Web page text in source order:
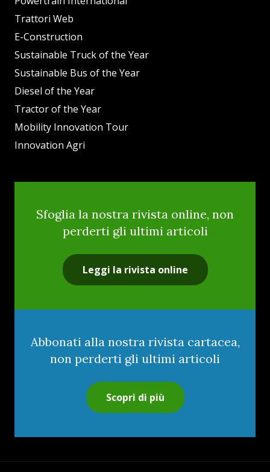
Trattori Web
E-Construction
Sustainable Truck of the Year
Sustainable Bus of the Year
Diesel of the Year
Tractor of the Year
Mobility Innovation Tour
Innovation Agri
Sfoglia la nostra rivista online, non
perderti gli ultimi articoli
Leggi la rivista online
Abbonati alla nostra rivista cartacea,
non perderti gli ultimi articoli
Scopri di più